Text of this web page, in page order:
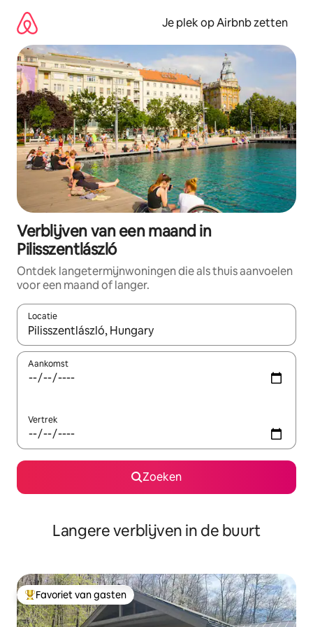
direct
naar
inhoud
Je plek op Airbnb zetten
Verblijven van een maand in
Pilisszentlászló
Ontdek langetermijnwoningen die als thuis aanvoelen
voor een maand of langer.
Locatie
Wanneer er resultaten beschikbaar zijn, maak je een keuze
Aankomst
Vertrek
Zoeken
Langere verblijven in de buurt
Topfavoriet van gasten
Favoriet van gasten